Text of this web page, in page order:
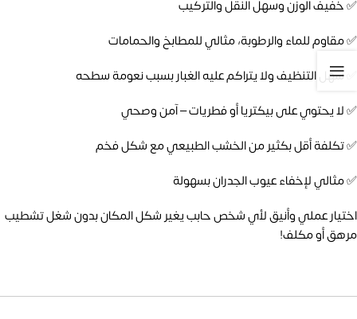
✅ خفيف الوزن وسهل النقل والتركيب
✅ مقاوم للماء والرطوبة، مثالي للمطابخ والحمامات
✅ سهل التنظيف ولا يتراكم عليه الغبار بسبب نعومة سطحه
✅ لا يحتوي على بيكتريا أو فطريات – آمن وصحي
✅ تكلفة أقل بكثير من الخشب الطبيعي مع شكل فخم
✅ مثالي لإخفاء عيوب الجدران بسهولة
اختيار عملي وأنيق لأي شخص حابب يغير شكل المكان بدون شغل تشطيب
مرهق أو مكلف!